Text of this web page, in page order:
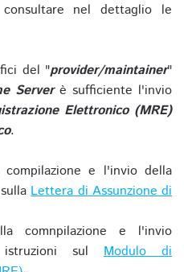
consultare nel dettaglio le
del "provider/maintainer"
Serverè sufficiente l'invio
Elettronico (MRE)
.
e l'invio della
Lettera di Assunzione di
comnpilazione e l'invio
sul Modulo di